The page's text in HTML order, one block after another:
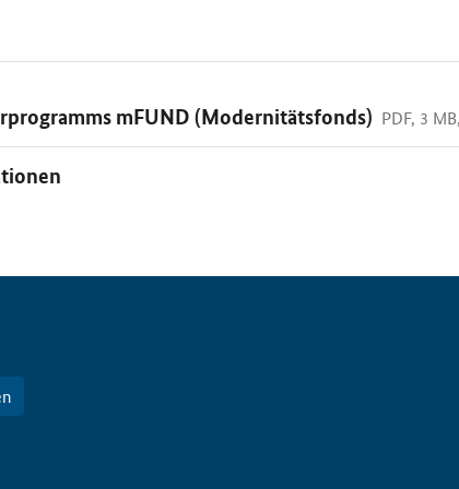
mFUND (Modernitätsfonds) PDF, 3